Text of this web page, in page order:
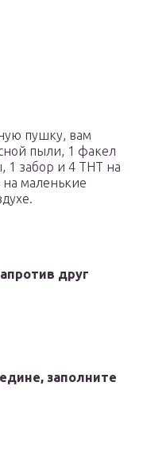
пушку, вам
пыли, 1 факел
1 забор и 4 ТНТ на
на маленькие
друг
заполните